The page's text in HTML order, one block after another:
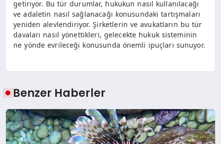
getiriyor. Bu tür durumlar, hukukun nasıl kullanılacağı
ve adaletin nasıl sağlanacağı konusundaki tartışmaları
yeniden alevlendiriyor. Şirketlerin ve avukatların bu tür
davaları nasıl yönettikleri, gelecekte hukuk sisteminin
ne yönde evrileceği konusunda önemli ipuçları sunuyor.
Benzer Haberler